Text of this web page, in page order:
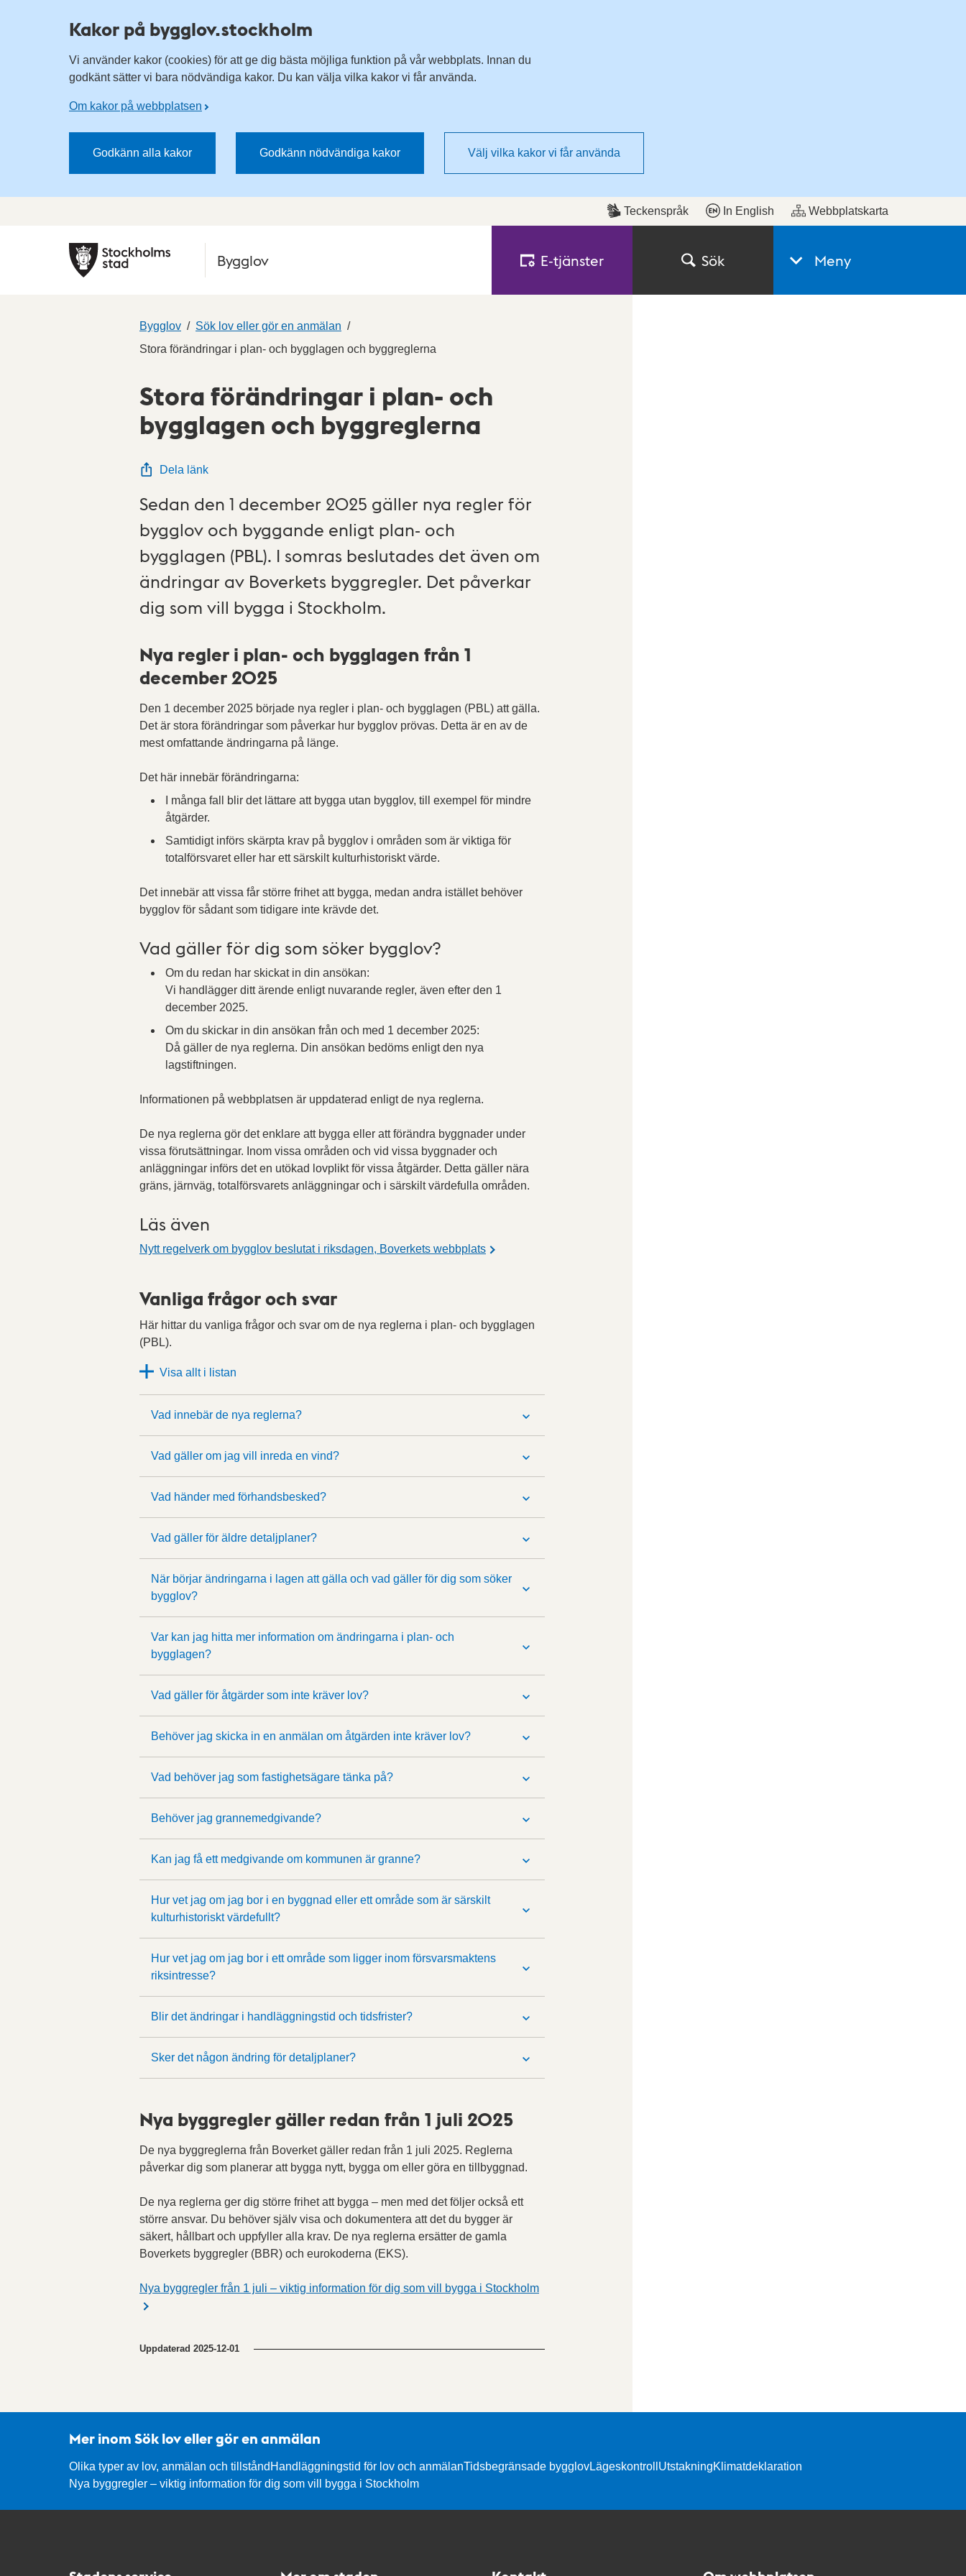
Kakor på bygglov.stockholm
Vi använder kakor (cookies) för att ge dig bästa möjliga funktion på vår webbplats. Innan du
godkänt sätter vi bara nödvändiga kakor. Du kan välja vilka kakor vi får använda.
Om kakor på webbplatsen
Godkänn alla kakor Godkänn nödvändiga kakor Välj vilka kakor vi får använda
Teckenspråk In English Webbplatskarta
Bygglov E‑tjänster Sök Meny
Bygglov
Sök lov eller gör en anmälan
Stora förändringar i plan- och bygglagen och byggreglerna
Stora förändringar i plan- och
bygglagen och byggreglerna
Dela länk
Sedan den 1 december 2025 gäller nya regler för
bygglov och byggande enligt plan- och
bygglagen (PBL). I somras beslutades det även om
ändringar av Boverkets byggregler. Det påverkar
dig som vill bygga i Stockholm.
Nya regler i plan- och bygglagen från 1
december 2025
Den 1 december 2025 började nya regler i plan- och bygglagen (PBL) att gälla.
Det är stora förändringar som påverkar hur bygglov prövas. Detta är en av de
mest omfattande ändringarna på länge.
Det här innebär förändringarna:
I många fall blir det lättare att bygga utan bygglov, till exempel för mindre
åtgärder.
Samtidigt införs skärpta krav på bygglov i områden som är viktiga för
totalförsvaret eller har ett särskilt kulturhistoriskt värde.
Det innebär att vissa får större frihet att bygga, medan andra istället behöver
bygglov för sådant som tidigare inte krävde det.
Vad gäller för dig som söker bygglov?
Om du redan har skickat in din ansökan:
Vi handlägger ditt ärende enligt nuvarande regler, även efter den 1
december 2025.
Om du skickar in din ansökan från och med 1 december 2025:
Då gäller de nya reglerna. Din ansökan bedöms enligt den nya
lagstiftningen.
Informationen på webbplatsen är uppdaterad enligt de nya reglerna.
De nya reglerna gör det enklare att bygga eller att förändra byggnader under
vissa förutsättningar. Inom vissa områden och vid vissa byggnader och
anläggningar införs det en utökad lovplikt för vissa åtgärder. Detta gäller nära
gräns, järnväg, totalförsvarets anläggningar och i särskilt värdefulla områden.
Läs även
Nytt regelverk om bygglov beslutat i riksdagen, Boverkets webbplats
Vanliga frågor och svar
Här hittar du vanliga frågor och svar om de nya reglerna i plan- och bygglagen
(PBL).
Visa allt i listan
Vad innebär de nya reglerna?
Vad gäller om jag vill inreda en vind?
Vad händer med förhandsbesked?
Vad gäller för äldre detaljplaner?
När börjar ändringarna i lagen att gälla och vad gäller för dig som söker
bygglov?
Var kan jag hitta mer information om ändringarna i plan- och
bygglagen?
Vad gäller för åtgärder som inte kräver lov?
Behöver jag skicka in en anmälan om åtgärden inte kräver lov?
Vad behöver jag som fastighetsägare tänka på?
Behöver jag grannemedgivande?
Kan jag få ett medgivande om kommunen är granne?
Hur vet jag om jag bor i en byggnad eller ett område som är särskilt
kulturhistoriskt värdefullt?
Hur vet jag om jag bor i ett område som ligger inom försvarsmaktens
riksintresse?
Blir det ändringar i handläggningstid och tidsfrister?
Sker det någon ändring för detaljplaner?
Nya byggregler gäller redan från 1 juli 2025
De nya byggreglerna från Boverket gäller redan från 1 juli 2025. Reglerna
påverkar dig som planerar att bygga nytt, bygga om eller göra en tillbyggnad.
De nya reglerna ger dig större frihet att bygga – men med det följer också ett
större ansvar. Du behöver själv visa och dokumentera att det du bygger är
säkert, hållbart och uppfyller alla krav. De nya reglerna ersätter de gamla
Boverkets byggregler (BBR) och eurokoderna (EKS).
Nya byggregler från 1 juli – viktig information för dig som vill bygga i Stockholm
Uppdaterad 2025-12-01
Mer inom Sök lov eller gör en anmälan
Olika typer av lov, anmälan och tillstånd Handläggningstid för lov och anmälanTidsbegränsade bygglovLägeskontroll UtstakningKlimatdeklaration
Nya byggregler – viktig information för dig som vill bygga i Stockholm